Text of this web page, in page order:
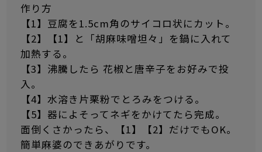
作り方
【1】豆腐を1.5cm角のサイコロ状にカット。
【2】【1】と「胡麻味噌坦々」を鍋に入れて
加熱する。
【3】沸騰したら 花椒と唐辛子をお好みで投
入。
【4】水溶き片栗粉でとろみをつける。
【5】器によそってネギをかけてたら完成。
面倒くさかったら、【1】【2】だけでもOK。
簡単麻婆のできあがりです。